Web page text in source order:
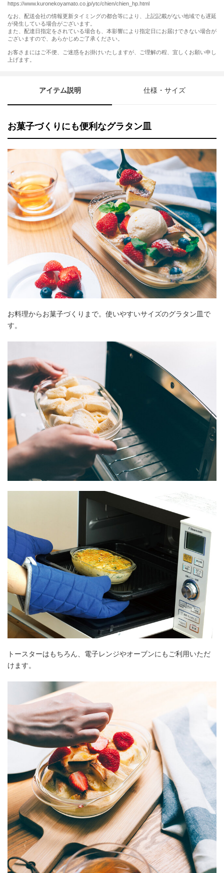
https://www.kuronekoyamato.co.jp/ytc/chien/chien_hp.html
なお、配送会社の情報更新タイミングの都合等により、上記記載がない地域でも遅延
が発生している場合がございます。
また、配達日指定をされている場合も、本影響により指定日にお届けできない場合が
ございますので、あらかじめご了承ください。
お客さまにはご不便、ご迷惑をお掛けいたしますが、ご理解の程、宜しくお願い申し
上げます。
アイテム説明 仕様・サイズ
お菓子づくりにも便利なグラタン皿
お料理からお菓子づくりまで。使いやすいサイズのグラタン皿で
す。
トースターはもちろん、電子レンジやオーブンにもご利用いただ
けます。